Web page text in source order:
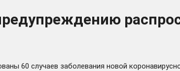
60 случаев заболевания новой